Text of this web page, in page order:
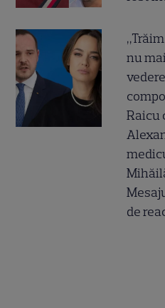
nu
Raicu
de